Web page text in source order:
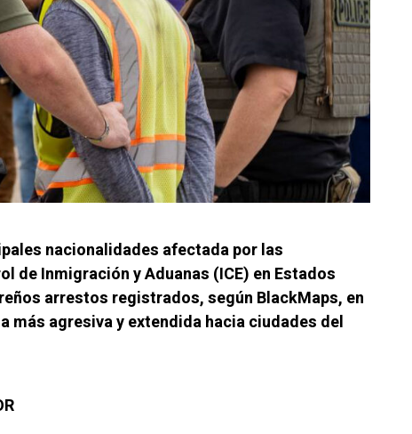
nacionalidades afectada por las
de Inmigración y Aduanas (ICE) en Estados
arrestos registrados, según BlackMaps, en
más agresiva y extendida hacia ciudades del